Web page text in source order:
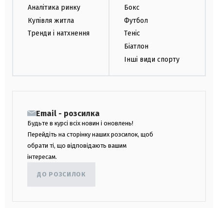
Аналітика ринку
Купівля житла
Тренди і натхнення
Бокс
Футбол
Теніс
Біатлон
Інші види спорту
Email - розсилка
Будьте в курсі всіх новин і оновлень!
Перейдіть на сторінку наших розсилок, щоб
обрати ті, що відповідають вашим
інтересам.
ДО РОЗСИЛОК